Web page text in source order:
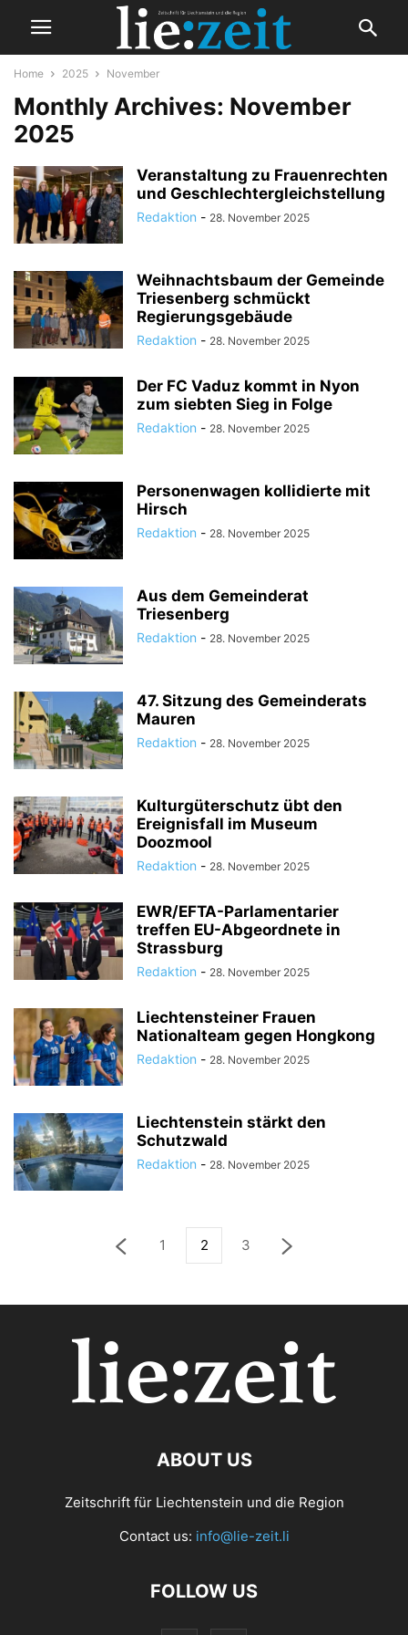
Home 2025 November
Monthly Archives: November
2025
Veranstaltung zu Frauenrechten
und Geschlechtergleichstellung
Redaktion - 28. November 2025
Weihnachtsbaum der Gemeinde
Triesenberg schmückt
Regierungsgebäude
Redaktion - 28. November 2025
Der FC Vaduz kommt in Nyon
zum siebten Sieg in Folge
Redaktion - 28. November 2025
Personenwagen kollidierte mit
Hirsch
Redaktion - 28. November 2025
Aus dem Gemeinderat
Triesenberg
Redaktion - 28. November 2025
47. Sitzung des Gemeinderats
Mauren
Redaktion - 28. November 2025
Kulturgüterschutz übt den
Ereignisfall im Museum
Doozmool
Redaktion - 28. November 2025
EWR/EFTA-Parlamentarier
treffen EU-Abgeordnete in
Strassburg
Redaktion - 28. November 2025
Liechtensteiner Frauen
Nationalteam gegen Hongkong
Redaktion - 28. November 2025
Liechtenstein stärkt den
Schutzwald
Redaktion - 28. November 2025
1 2 3
ABOUT US
Zeitschrift für Liechtenstein und die Region
Contact us: info@lie-zeit.li
FOLLOW US